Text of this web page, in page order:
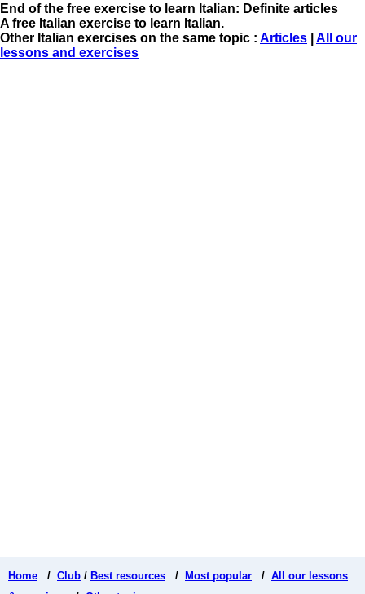
End of the free exercise to learn Italian: Definite articles
A free Italian exercise to learn Italian.
Other Italian exercises on the same topic : Articles
All our
lessons and exercises
Home / Club / Best resources / Most popular / All our lessons